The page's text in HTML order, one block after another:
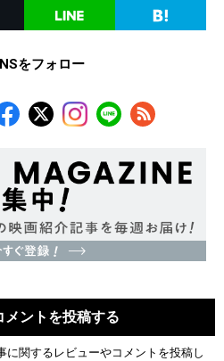
をフォロー
メントを投稿する
に関するレビューやコメントを投稿し